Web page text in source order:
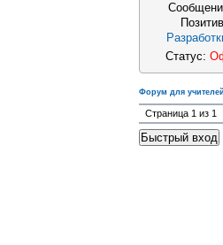
Статус:
Форум для учителей
Страница 1 из 1